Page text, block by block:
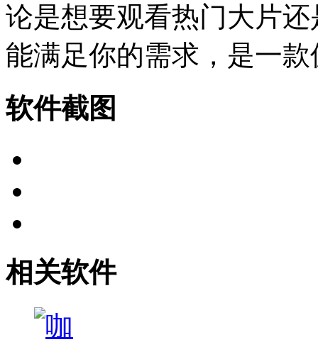
论是想要观看热门大片
能满足你的需求，是一
软件截图
相关软件